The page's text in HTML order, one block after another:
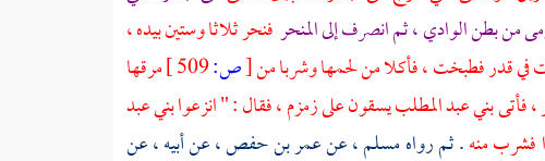
بطن الوادي ، ثم انصرف إلى المنحرفنحر ثلاثا وستين بيده ،
في قدر فطبخت ، فأكلا من لحمها وشربا من[ص:509 ]
مرقها
فأتىبني عبد المطلبيسقون على زمزم ، فقال : " انزعوابني عبد
فشرب منه. ثم رواهمسلم، عنعمر بن حفص، عن أبيه ، عن